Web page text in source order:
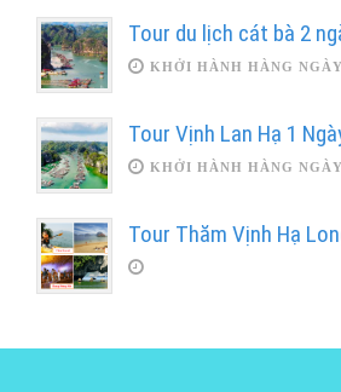
Tour du lịch cát bà 2
KHỞI HÀNH HÀNG NGÀY
Tour Vịnh Lan Hạ 1
KHỞI HÀNH HÀNG NGÀY
Tour Thăm Vịnh Hạ